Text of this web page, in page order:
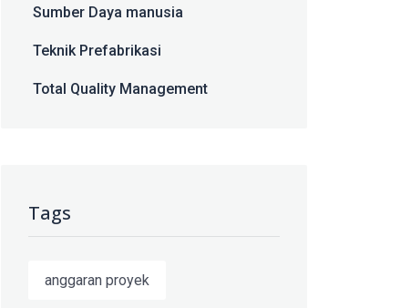
Sumber Daya manusia
Teknik Prefabrikasi
Total Quality Management
Tags
anggaran proyek